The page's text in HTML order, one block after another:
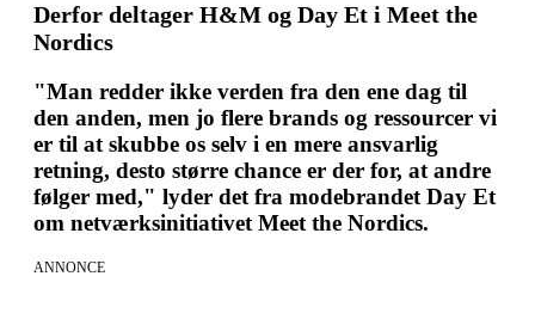
Derfor deltager H&M og Day Et i Meet the
Nordics
"Man redder ikke verden fra den ene dag til
den anden, men jo flere brands og ressourcer vi
er til at skubbe os selv i en mere ansvarlig
retning, desto større chance er der for, at andre
følger med," lyder det fra modebrandet Day Et
om netværksinitiativet Meet the Nordics.
ANNONCE